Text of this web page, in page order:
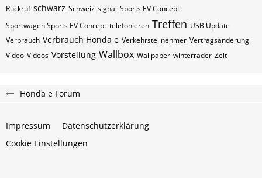
Rückruf schwarz Schweiz signal Sports EV Concept
Sportwagen Sports EV Concept telefonieren Treffen USB Update
Verbrauch Verbrauch Honda e Verkehrsteilnehmer Vertragsänderung
Video Videos Vorstellung Wallbox Wallpaper winterräder Zeit
Honda e Forum
Impressum
Datenschutzerklärung
Cookie Einstellungen